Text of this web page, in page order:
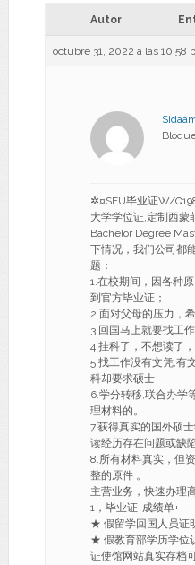
Autor
octubre 31, 2022 a las 10:58
✲¤SFU毕业证W/
大学学位证,定制西蒙
Bachelor Degree
下情况，我们公司都
题：
1.在校期间，因各种
到官方毕业证；
2.面对父母的压力，
3.回国马上就要找工
4.挂科了，不想读了
5.找工作没有文凭,有
科却要求硕士
6.学分转移,联合办学
理材料的。
7.获得真实的国外硕
读经历存在问题或缺陷
8.所有材料真实，但
整的原件 。
主营业务，快速办理
1，毕业证+成绩单+
★ 假留学回国人员证
★ 假教育部学历学位
证使馆网站真实存档